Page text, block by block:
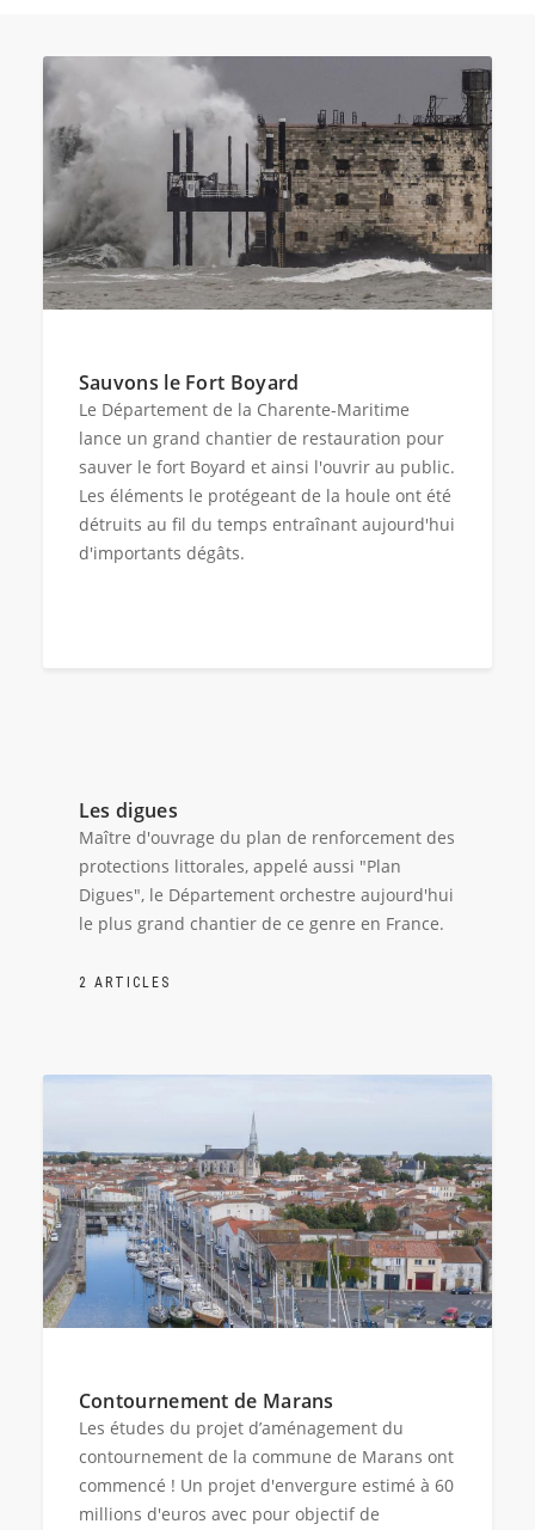
Sauvons le Fort Boyard
Le Département de la Charente-Maritime
lance un grand chantier de restauration pour
sauver le fort Boyard et ainsi l'ouvrir au public.
Les éléments le protégeant de la houle ont été
détruits au fil du temps entraînant aujourd'hui
d'importants dégâts.
Les digues
Maître d'ouvrage du plan de renforcement des
protections littorales, appelé aussi "Plan
Digues", le Département orchestre aujourd'hui
le plus grand chantier de ce genre en France.
2 ARTICLES
Contournement de Marans
Les études du projet d’aménagement du
contournement de la commune de Marans ont
commencé ! Un projet d'envergure estimé à 60
millions d'euros avec pour objectif de